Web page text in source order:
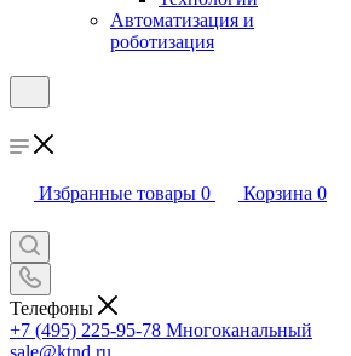
Автоматизация и
роботизация
Избранные товары 0 Корзина 0
Телефоны
+7 (495) 225-95-78 Многоканальный
sale@ktnd.ru